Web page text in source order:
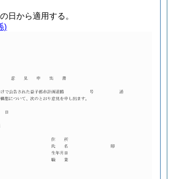
日から適用する。
)